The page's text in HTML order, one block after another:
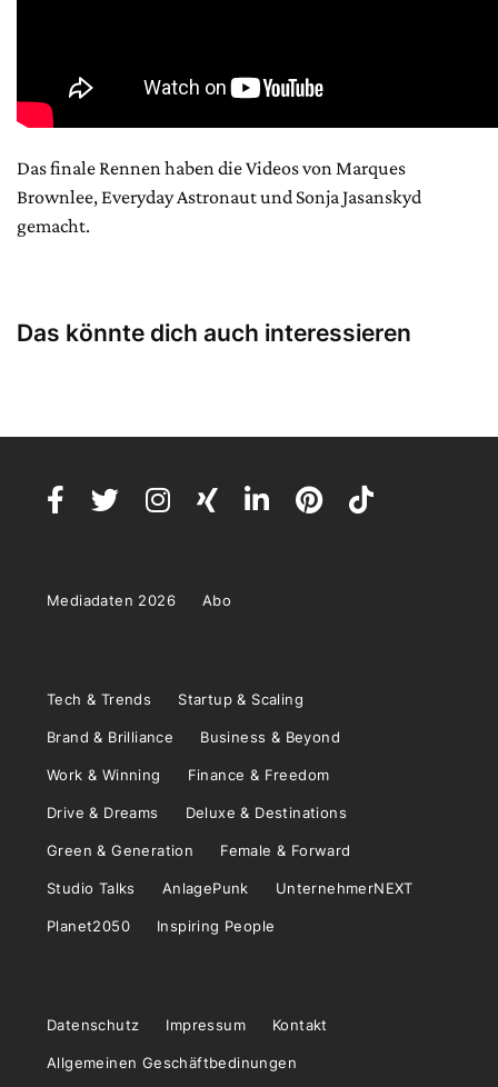
Das finale Rennen haben die Videos von Marques
Brownlee, Everyday Astronaut und Sonja Jasanskyd
gemacht.
Das könnte dich auch interessieren
Mediadaten 2026 Abo
Tech & Trends Startup & Scaling
Brand & Brilliance Business & Beyond
Work & Winning Finance & Freedom
Drive & Dreams Deluxe & Destinations
Green & Generation Female & Forward
Studio Talks AnlagePunk UnternehmerNEXT
Planet2050 Inspiring People
Datenschutz Impressum Kontakt
Allgemeinen Geschäftbedinungen